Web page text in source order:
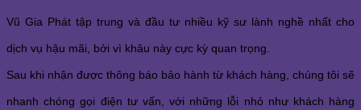
Vũ Gia Phát tập trung và đầu tư nhiều kỹ sư lành nghề nhất cho
dịch vụ hậu mãi, bởi vì khâu này cực kỳ quan trọng.
Sau khi nhận được thông báo bảo hành từ khách hàng, chúng tôi sẽ
nhanh chóng gọi điện tư vấn, với những lỗi nhỏ như khách hàng